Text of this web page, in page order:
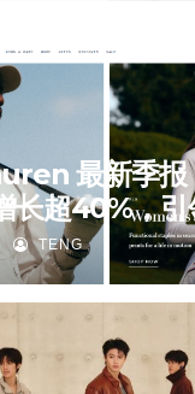
最新季报
长超40%，引
TENG